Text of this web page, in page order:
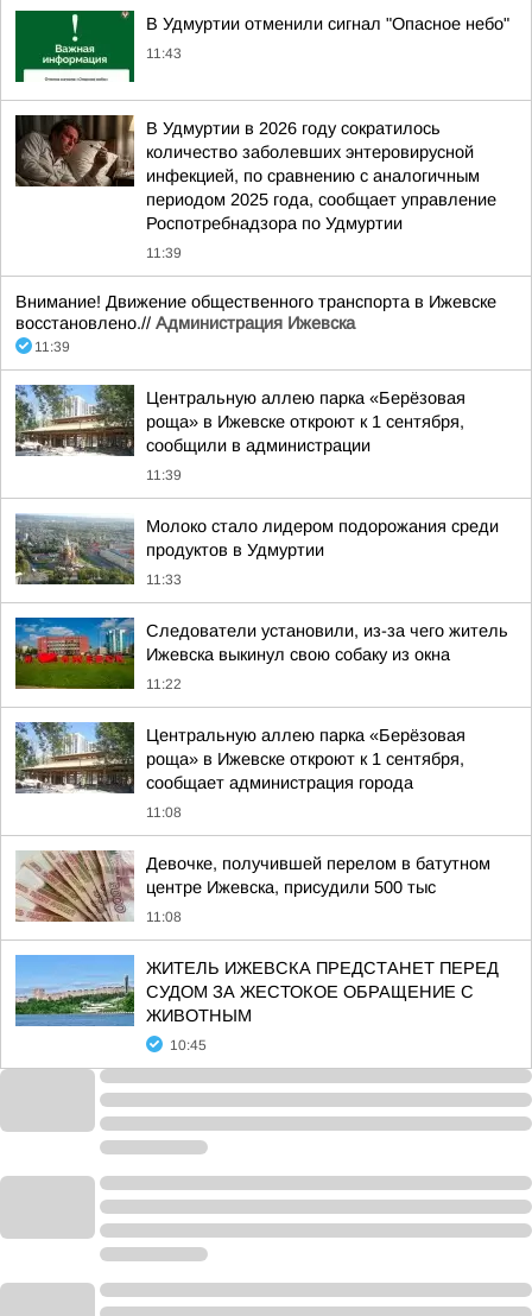
В Удмуртии отменили сигнал "Опасное небо"
11:43
В Удмуртии в 2026 году сократилось
количество заболевших энтеровирусной
инфекцией, по сравнению с аналогичным
периодом 2025 года, сообщает управление
Роспотребнадзора по Удмуртии
11:39
Внимание! Движение общественного транспорта в Ижевске
восстановлено.// Администрация Ижевска
11:39
Центральную аллею парка «Берёзовая
роща» в Ижевске откроют к 1 сентября,
сообщили в администрации
11:39
Молоко стало лидером подорожания среди
продуктов в Удмуртии
11:33
Следователи установили, из-за чего житель
Ижевска выкинул свою собаку из окна
11:22
Центральную аллею парка «Берёзовая
роща» в Ижевске откроют к 1 сентября,
сообщает администрация города
11:08
Девочке, получившей перелом в батутном
центре Ижевска, присудили 500 тыс
11:08
ЖИТЕЛЬ ИЖЕВСКА ПРЕДСТАНЕТ ПЕРЕД
СУДОМ ЗА ЖЕСТОКОЕ ОБРАЩЕНИЕ С
ЖИВОТНЫМ
10:45